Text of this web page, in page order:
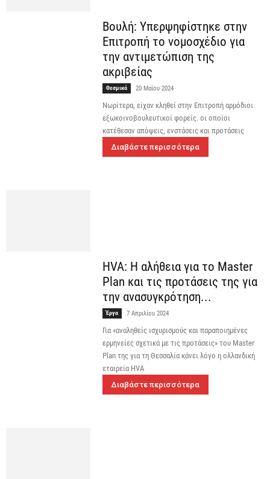
Βουλή: Υπερψηφίστηκε στην
Επιτροπή το νομοσχέδιο για
την αντιμετώπιση της
ακριβείας
Θεσμικά 20 Μαΐου 2024
Νωρίτερα, είχαν κληθεί στην Επιτροπή αρμόδιοι
εξωκοινοβουλευτικοί φορείς. οι οποίοι
κατέθεσαν απόψεις, ενστάσεις και προτάσεις
Διαβάστε περισσότερα
HVA: Η αλήθεια για το Master
Plan και τις προτάσεις της για
την ανασυγκρότηση...
Έργα 7 Απριλίου 2024
Για «αναληθείς ισχυρισμούς και παραποιημένες
ερμηνείες σχετικά με τις προτάσεις» του Master
Plan της για τη Θεσσαλία κάνει λόγο η ολλανδική
εταιρεία HVA
Διαβάστε περισσότερα